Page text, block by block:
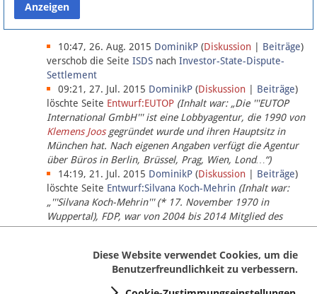
Datenschutz
Über Lobbypedia
Impressum
10:47, 26. Aug. 2015 DominikP (Diskussion Beiträge)
verschob die Seite ISDS nach Investor-State-Dispute-
Settlement
09:21, 27. Jul. 2015 DominikP (Diskussion Beiträge)
löschte Seite Entwurf:EUTOP (Inhalt war: „Die '''EUTOP
International GmbH''' ist eine Lobbyagentur, die 1990 von
Klemens Joosgegründet wurde und ihren Hauptsitz in
München hat. Nach eigenen Angaben verfügt die Agentur
über Büros in Berlin, Brüssel, Prag, Wien, Lond…“)
14:19, 21. Jul. 2015 DominikP (Diskussion Beiträge)
löschte Seite Entwurf:Silvana Koch-Mehrin (Inhalt war:
„'''Silvana Koch-Mehrin''' (* 17. November 1970 in
Wuppertal), FDP, war von 2004 bis 2014 Mitglied des
Europäischen Parlaments, seit November 2014 ist sie für
Diese Website verwendet Cookies, um die
Benutzerfreundlichkeit zu verbessern.